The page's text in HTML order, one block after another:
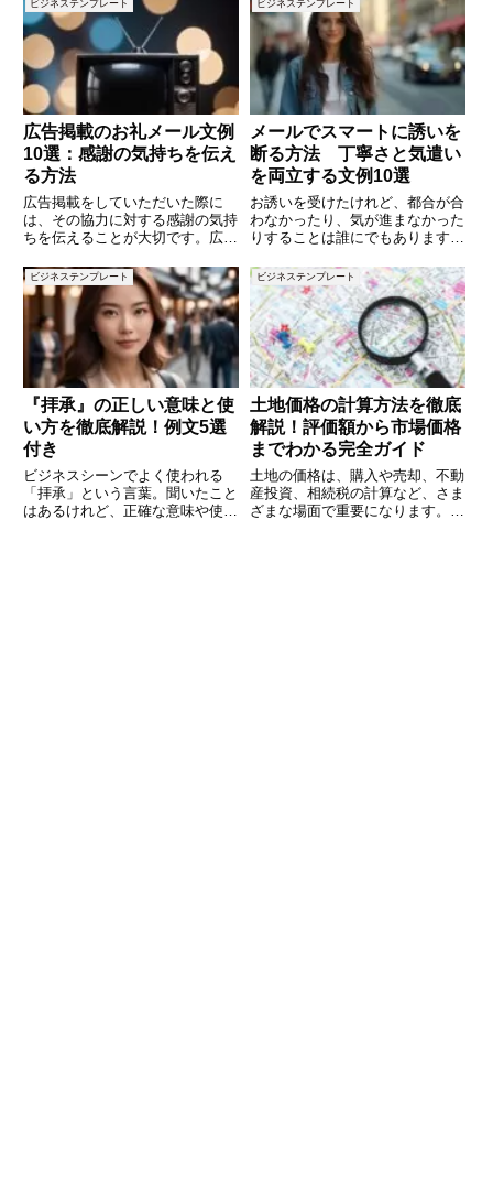
すると、どのような言葉を選べば
よいのか悩むこともあるでしょ
う。本記事では、ビジネス関係者
や
を込めた閉店の挨拶文例を5つご
紹介し、それぞれのポイントや注
ビジネステンプレート
広告掲載のお礼メール文例
10選：感謝の気持ちを伝え
る方法
広告掲載をしていただいた際に
は、その協力に対する感謝の気持
ちを伝えることが大切です。広告
謝を示すとともに、今後の関係を
円滑に進めるための大切なステッ
プです。この記事では、広告掲載
のお礼として送るメールの文例を
ビジネステンプレート
メールでスマートに誘いを
断る方法 丁寧さと気遣い
を両立する文例10選
お誘いを受けたけれど、都合が合
わなかったり、気が進まなかった
りすることは誰にでもあります。
ように断るのは難しいと感じる方
も多いのではないでしょうか。本
記事では、ビジネスやプライベー
トで役立つ、丁寧でスマートな断
ビジネステンプレート
『拝承』の正しい意味と使
い方を徹底解説！例文5選
付き
ビジネスシーンでよく使われる
「拝承」という言葉。聞いたこと
はあるけれど、正確な意味や使い
ビジネステンプレート
土地価格の計算方法を徹底
解説！評価額から市場価格
までわかる完全ガイド
土地の価格は、購入や売却、不動
産投資、相続税の計算など、さま
ざまな場面で重要になります。し